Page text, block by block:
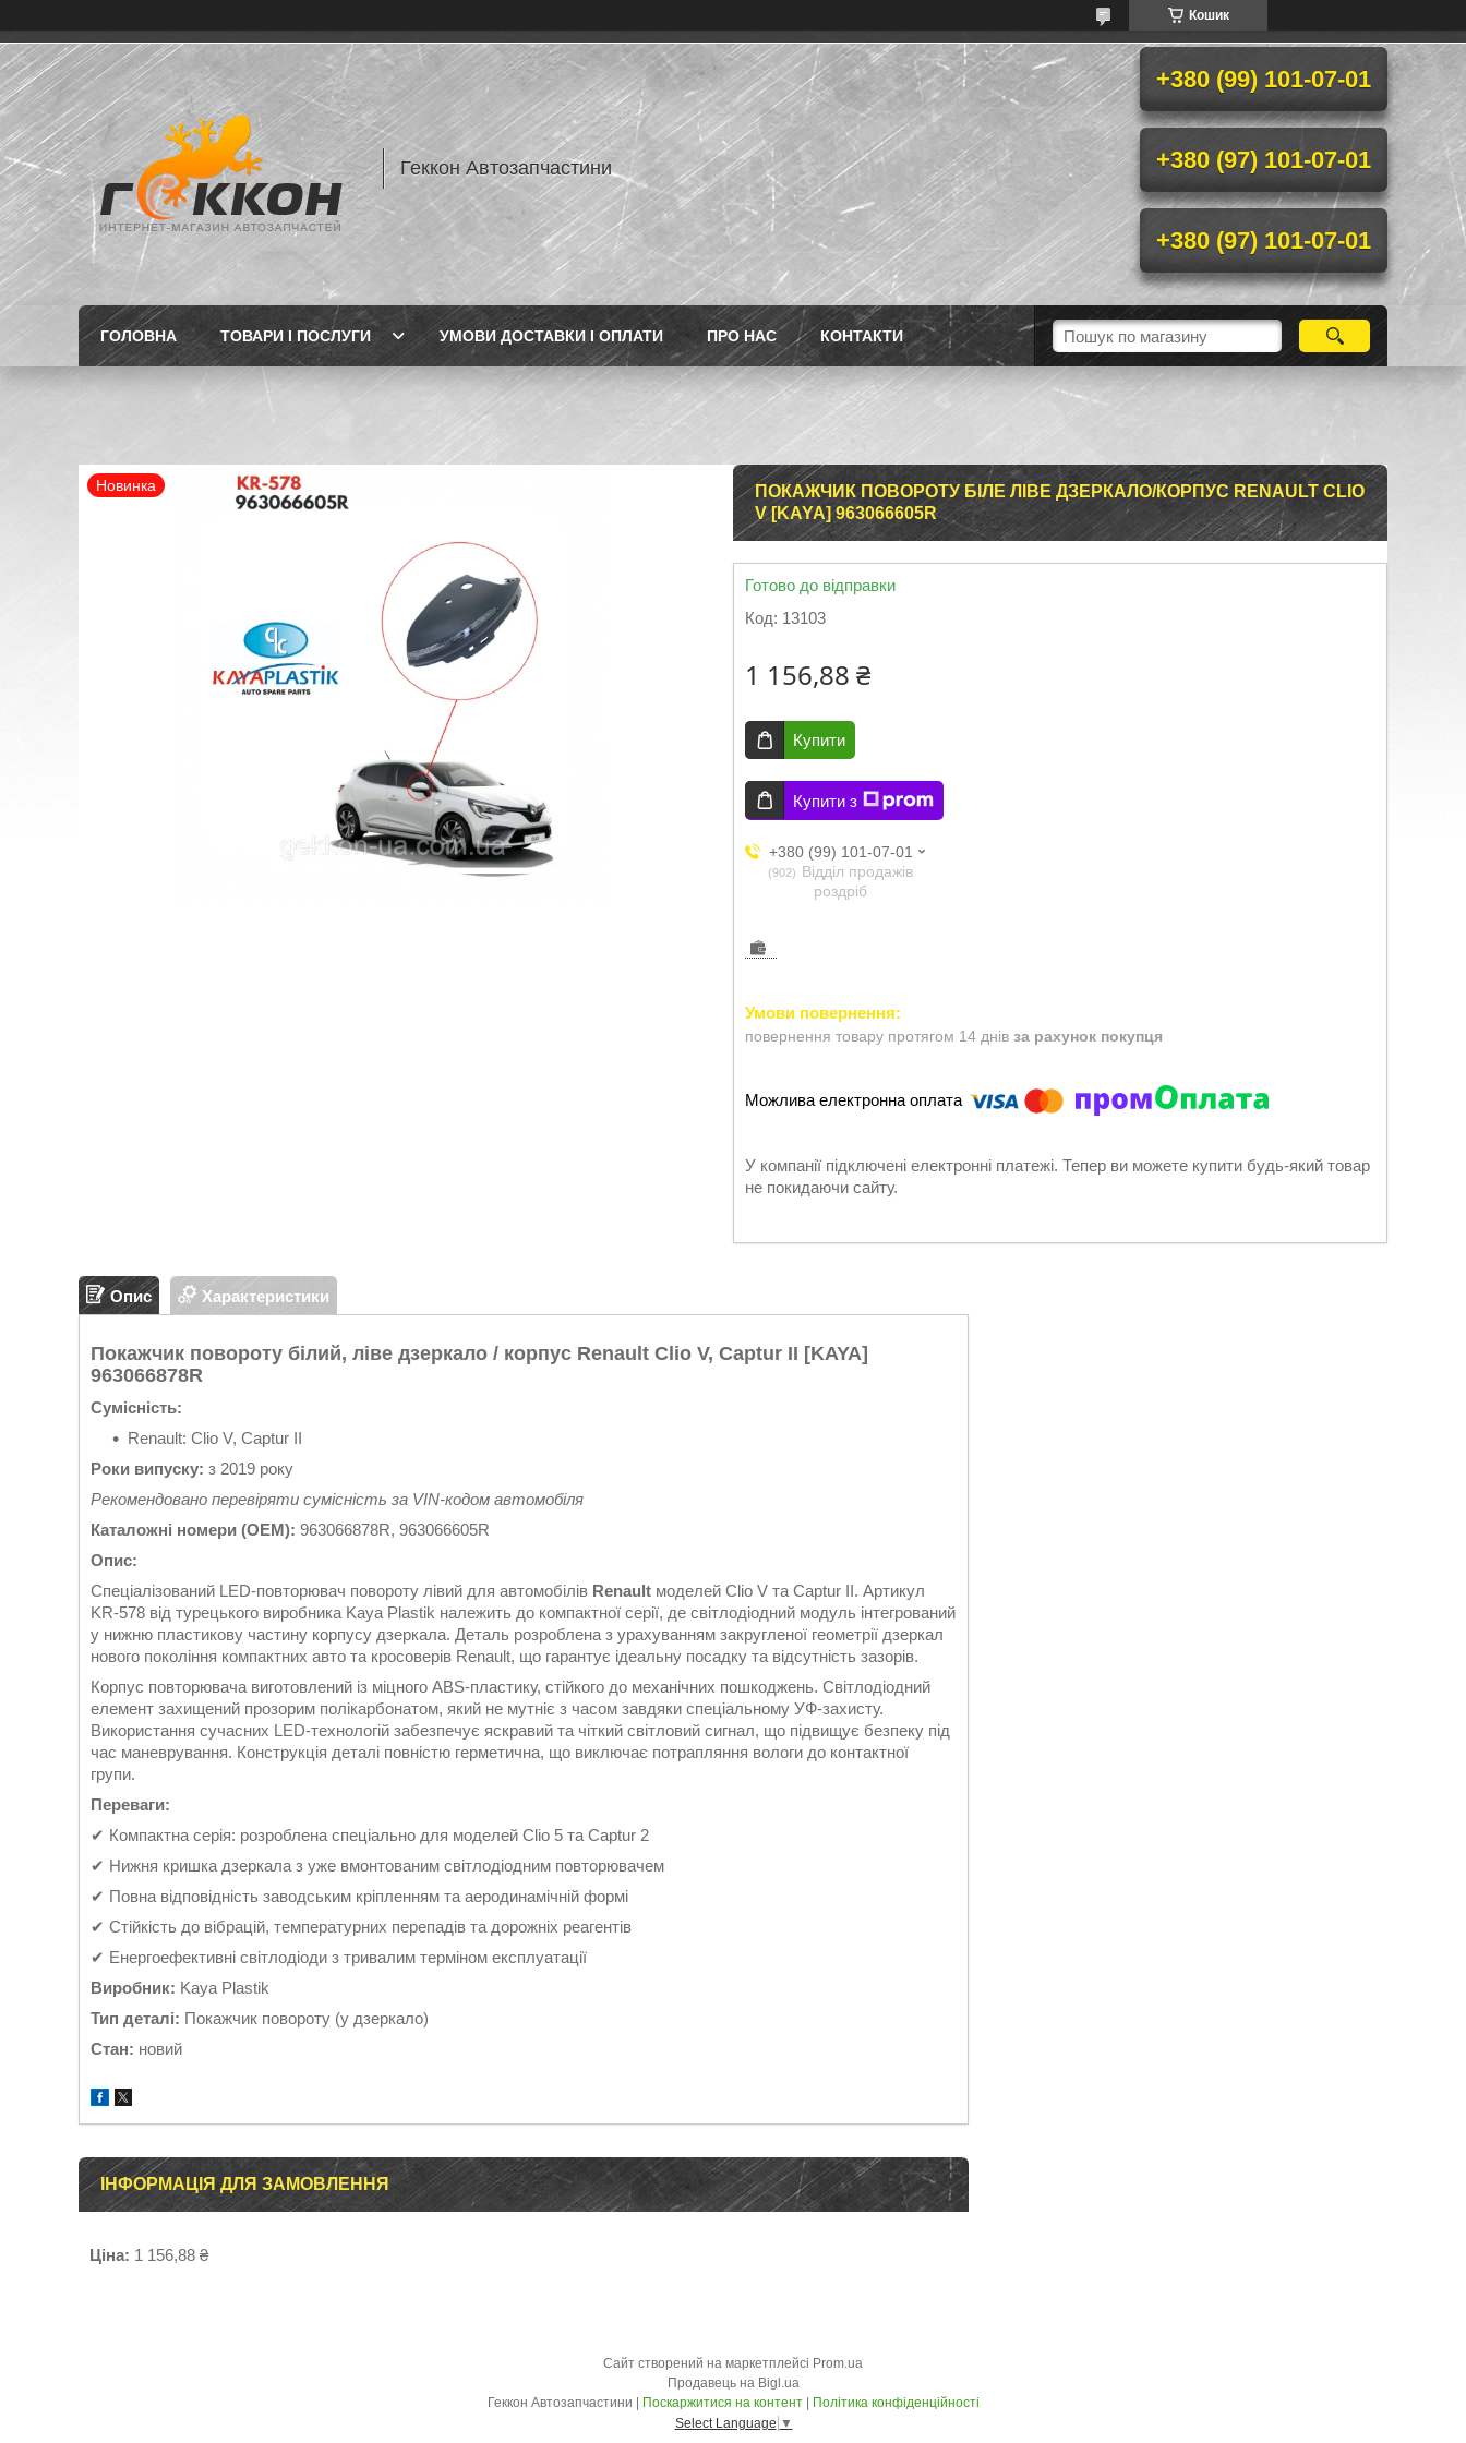
Кошик
Геккон Автозапчастини
+380 (99) 101-07-01
+380 (97) 101-07-01
+380 (97) 101-07-01
ГОЛОВНА ТОВАРИ І ПОСЛУГИ УМОВИ ДОСТАВКИ І ОПЛАТИ ПРО НАС КОНТАКТИ
Новинка
ПОКАЖЧИК ПОВОРОТУ БІЛЕ ЛІВЕ ДЗЕРКАЛО/КОРПУС RENAULT CLIO
V [KAYA] 963066605R
Готово до відправки
Код: 13103
1 156,88 ₴
Купити
Купити з
+380 (99) 101-07-01
902
Відділ продажів
роздріб
повернення товару протягом 14 днів за рахунок покупця
У компанії підключені електронні платежі. Тепер ви можете купити будь-який товар
не покидаючи сайту.
Опис Характеристики
Покажчик повороту білий, ліве дзеркало / корпус Renault Clio V, Captur II [KAYA]
963066878R
Сумісність:
Renault: Clio V, Captur II
Роки випуску: з 2019 року
Рекомендовано перевіряти сумісність за VIN-кодом автомобіля
Каталожні номери (OEM): 963066878R, 963066605R
Опис:
Спеціалізований LED-повторювач повороту лівий для автомобілів Renault моделей Clio V та Captur II. Артикул
KR-578 від турецького виробника Kaya Plastik належить до компактної серії, де світлодіодний модуль інтегрований
у нижню пластикову частину корпусу дзеркала. Деталь розроблена з урахуванням закругленої геометрії дзеркал
нового покоління компактних авто та кросоверів Renault, що гарантує ідеальну посадку та відсутність зазорів.
Корпус повторювача виготовлений із міцного ABS-пластику, стійкого до механічних пошкоджень. Світлодіодний
елемент захищений прозорим полікарбонатом, який не мутніє з часом завдяки спеціальному УФ-захисту.
Використання сучасних LED-технологій забезпечує яскравий та чіткий світловий сигнал, що підвищує безпеку під
час маневрування. Конструкція деталі повністю герметична, що виключає потрапляння вологи до контактної
групи.
Переваги:
✔ Компактна серія: розроблена спеціально для моделей Clio 5 та Captur 2
✔ Нижня кришка дзеркала з уже вмонтованим світлодіодним повторювачем
✔ Повна відповідність заводським кріпленням та аеродинамічній формі
✔ Стійкість до вібрацій, температурних перепадів та дорожніх реагентів
✔ Енергоефективні світлодіоди з тривалим терміном експлуатації
Виробник: Kaya Plastik
Тип деталі: Покажчик повороту (у дзеркало)
Стан: новий
ІНФОРМАЦІЯ ДЛЯ ЗАМОВЛЕННЯ
Ціна: 1 156,88 ₴
Сайт створений на маркетплейсі Prom.ua
Продавець на Bigl.ua
Поскаржитися на контент
Політика конфіденційності
Select Language ▼